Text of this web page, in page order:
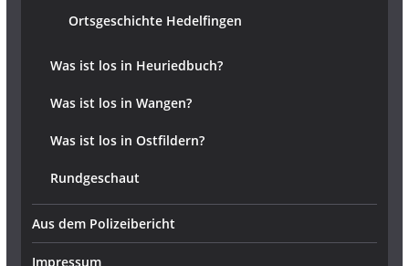
Ortsgeschichte Hedelfingen
Was ist los in Heuriedbuch?
Was ist los in Wangen?
Was ist los in Ostfildern?
Rundgeschaut
Aus dem Polizeibericht
Impressum